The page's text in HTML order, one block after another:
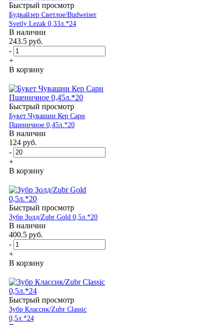
Быстрый просмотр
Будвайзер Светлое/Budweiser
Svetly Lezak 0,33л.*24
В наличии
243.5 руб.
-
+
В корзину
Быстрый просмотр
Букет Чувашии Кер Сари
Пшеничное 0,45л.*20
В наличии
124 руб.
-
+
В корзину
Быстрый просмотр
Зубр Золд/Zubr Gold 0,5л.*20
В наличии
400.5 руб.
-
+
В корзину
Быстрый просмотр
Зубр Классик/Zubr Classic
0,5л.*24